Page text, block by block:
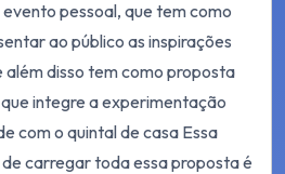
pessoal, que tem como
ao público as inspirações
disso tem como proposta
integre a experimentação
com o quintal de casa Essa
carregar toda essa proposta é